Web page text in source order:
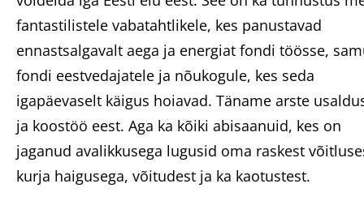
fantastilistele vabatahtlikele, kes panustavad
ennastsalgavalt aega ja energiat fondi töösse,
fondi eestvedajatele ja nõukogule, kes seda
igapäevaselt käigus hoiavad. Täname arste
ja koostöö eest. Aga ka kõiki abisaanuid, kes on
jaganud avalikkusega lugusid oma raskest
kurja haigusega, võitudest ja ka kaotustest.